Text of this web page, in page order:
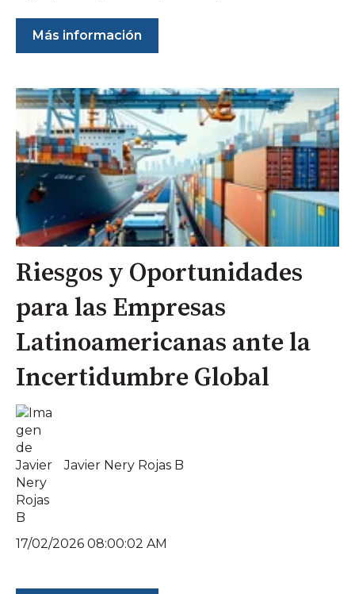
Más información
Riesgos y Oportunidades
para las Empresas
Latinoamericanas ante la
Incertidumbre Global
Javier Nery Rojas B
17/02/2026 08:00:02 AM